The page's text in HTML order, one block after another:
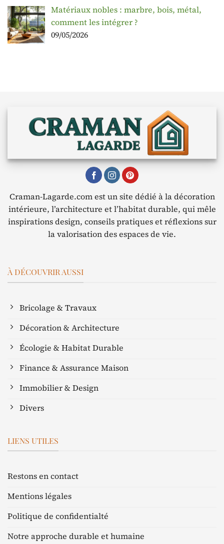
Matériaux nobles : marbre, bois, métal,
comment les intégrer ?
09/05/2026
Craman-Lagarde.com est un site dédié à la décoration
intérieure, l’architecture et l’habitat durable, qui mêle
inspirations design, conseils pratiques et réflexions sur
la valorisation des espaces de vie.
À DÉCOUVRIR AUSSI
Bricolage & Travaux
Décoration & Architecture
Écologie & Habitat Durable
Finance & Assurance Maison
Immobilier & Design
Divers
LIENS UTILES
Restons en contact
Mentions légales
Politique de confidentialté
Notre approche durable et humaine